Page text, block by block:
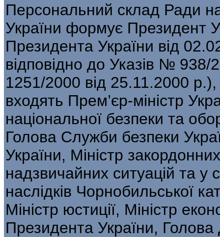
Персональний склад Ради
України формує Президент
Президента України від
відповідно до Указів №
1251/2000 від 25.11.2000
входять Прем’єр-міністр
національної безпеки та
Голова Служби безпеки
України, Міністр
надзвичайних ситуацій та у
наслідків Чорнобильської
Міністр юстиції, Міністр
Президента України,